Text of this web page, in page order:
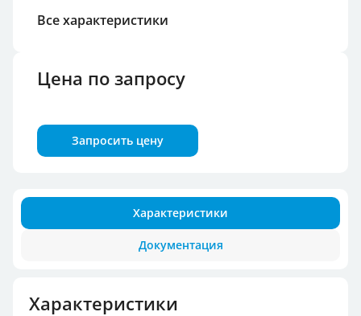
Все характеристики
Цена по запросу
Запросить цену
Характеристики
Документация
Характеристики